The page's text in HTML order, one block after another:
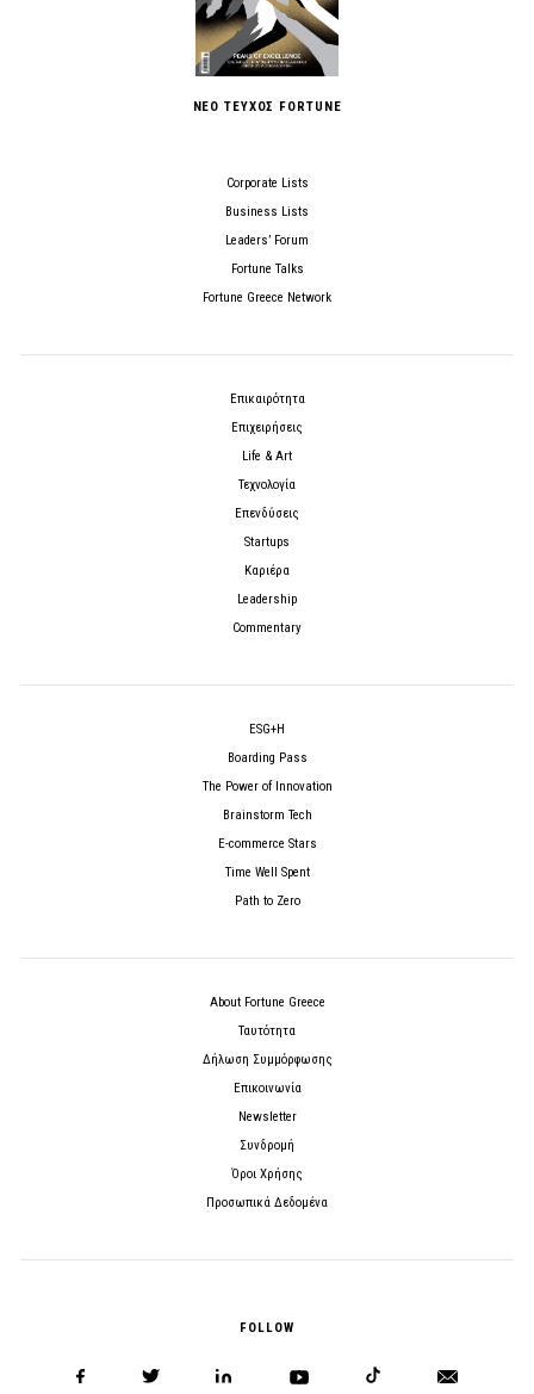
ΝΕΟ ΤΕΥΧΟΣ FORTUNE
Corporate Lists
Business Lists
Leaders’ Forum
Fortune Talks
Fortune Greece Network
Επικαιρότητα
Επιχειρήσεις
Life & Art
Τεχνολογία
Επενδύσεις
Startups
Καριέρα
Leadership
Commentary
ESG+H
Boarding Pass
The Power of Innovation
Brainstorm Tech
E-commerce Stars
Time Well Spent
Path to Zero
About Fortune Greece
Ταυτότητα
Δήλωση Συμμόρφωσης
Επικοινωνία
Newsletter
Συνδρομή
Όροι Χρήσης
Προσωπικά Δεδομένα
FOLLOW